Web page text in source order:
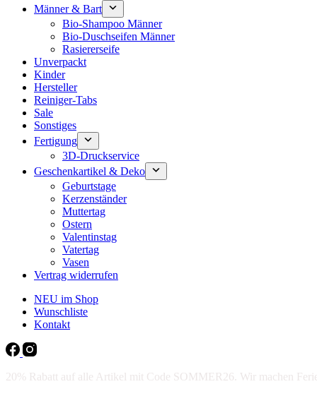
Männer & Bart
Bio-Shampoo Männer
Bio-Duschseifen Männer
Rasiererseife
Unverpackt
Kinder
Hersteller
Reiniger-Tabs
Sale
Sonstiges
Fertigung
3D-Druckservice
Geschenkartikel & Deko
Geburtstage
Kerzenständer
Muttertag
Ostern
Valentinstag
Vatertag
Vasen
Vertrag widerrufen
NEU im Shop
Wunschliste
Kontakt
20% Rabatt auf alle Artikel mit Code SOMMER26. Wir machen